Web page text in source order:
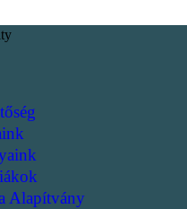
Alapítvány